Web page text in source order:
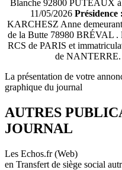
Blanche 92800 PUTEAUX à
11/05/2026 Présidence :
KARCHESZ Anne
de la Butte 78980 BRÉVAL .
RCS de PARIS et
de NANTERRE.
La présentation de votre
graphique du journal
AUTRES
JOURNAL
Les Echos.fr (Web)
en Transfert de siège social